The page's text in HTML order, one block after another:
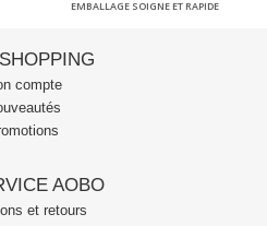
EMBALLAGE SOIGNE ET RAPIDE
compte
AOBO
et retours